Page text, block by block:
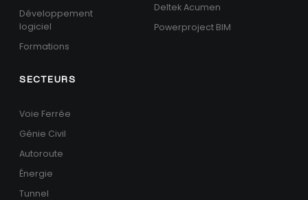
Développement
logiciel
Formations
Deltek Acumen
Powerproject BIM
SECTEURS
Voie Ferrée
Génie Civil
Autoroute
Énergie
Tunnel